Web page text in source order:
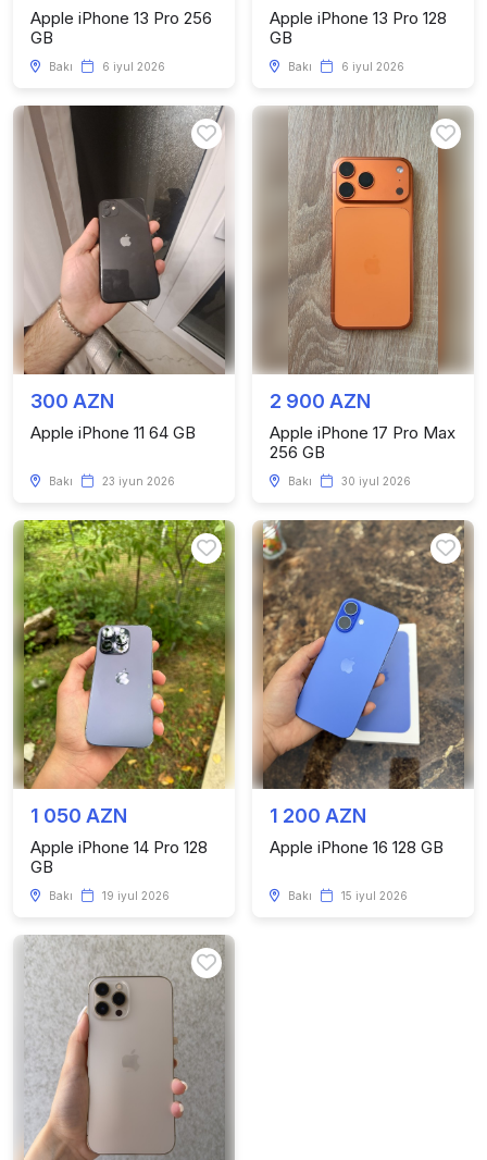
Apple iPhone 13 Pro 256
GB
Bakı 6 iyul 2026
Apple iPhone 13 Pro 128
GB
Bakı 6 iyul 2026
300 AZN
Apple iPhone 11 64 GB
Bakı 23 iyun 2026
2 900 AZN
Apple iPhone 17 Pro Max
256 GB
Bakı 30 iyul 2026
1 050 AZN
Apple iPhone 14 Pro 128
GB
Bakı 19 iyul 2026
1 200 AZN
Apple iPhone 16 128 GB
Bakı 15 iyul 2026